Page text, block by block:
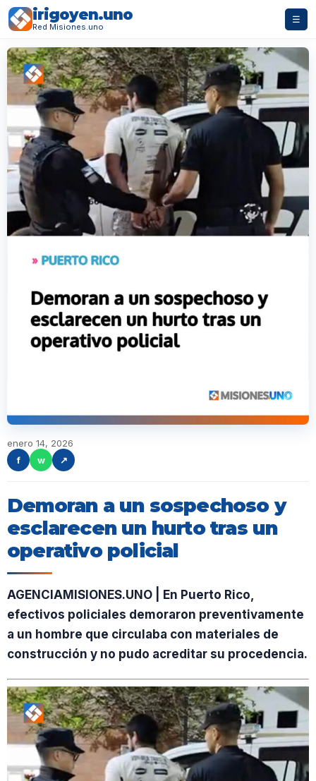
irigoyen.uno
Red Misiones.uno
☰
enero 14, 2026
f
w ↗
Demoran a un sospechoso y
esclarecen un hurto tras un
operativo policial
AGENCIAMISIONES.UNO | En Puerto Rico,
efectivos policiales demoraron preventivamente
a un hombre que circulaba con materiales de
construcción y no pudo acreditar su procedencia.